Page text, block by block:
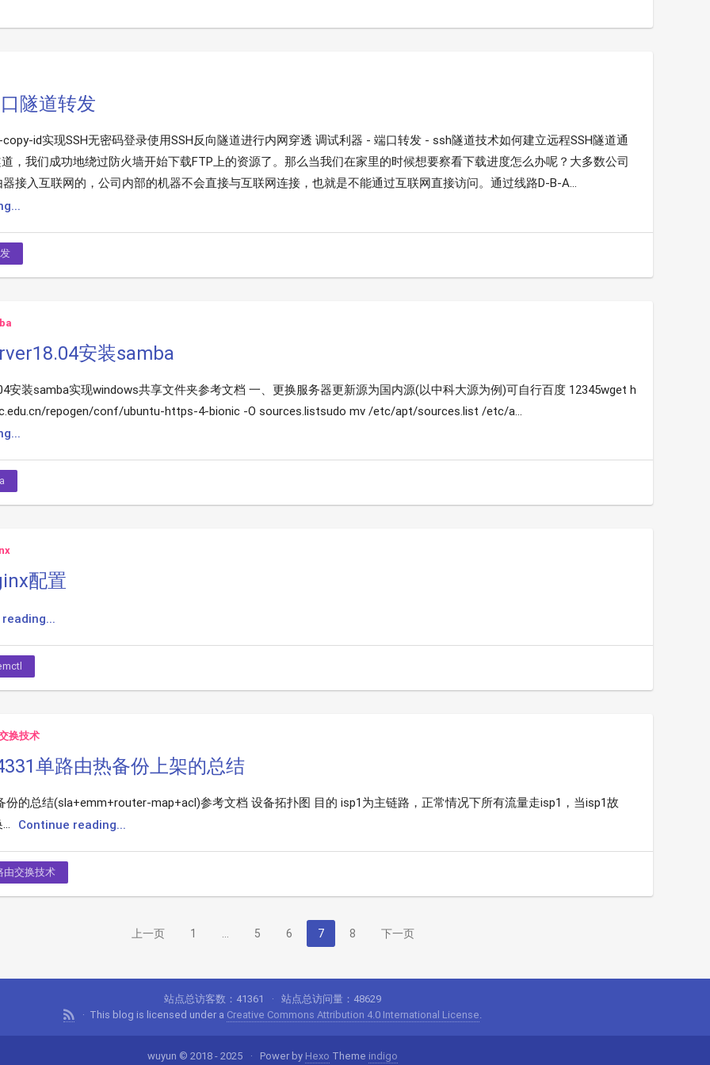
隧道转发
id实现SSH无密码登录使用SSH反向隧道进行内网穿透 调试利器 - 端口转发 - ssh隧道技术如何建立远程SSH隧道通
，我们成功地绕过防火墙开始下载FTP上的资源了。那么当我们在家里的时候想要察看下载进度怎么办呢？大多数公司
接入互联网的，公司内部的机器不会直接与互联网连接，也就是不能通过互联网直接访问。通过线路D-B-A...
安装samba
安装samba实现windows共享文件夹参考文档 一、更换服务器更新源为国内源(以中科大源为例)可自行百度 12345wget h
repogen/conf/ubuntu-https-4-bionic -O sources.listsudo mv /etc/apt/sources.list /etc/a...
配置
换技术
单路由热备份上架的总结
份的总结(sla+emm+router-map+acl)参考文档 设备拓扑图 目的 isp1为主链路，正常情况下所有流量走isp1，当isp1故
Continue reading...
由交换技术
上一页 1 … 5 6 7 8 下一页
站点总访客数： 41361 站点总访问量： 48629
This blog is licensed under a Creative Commons Attribution 4.0 International License.
wuyun © 2018 - 2025 Power by Hexo Theme indigo